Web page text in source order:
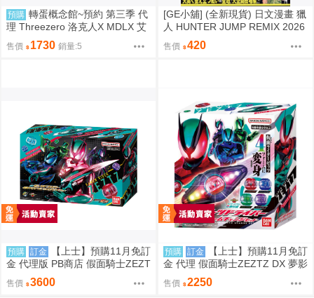
預購 轉蛋概念館~預約 第三季 代
理 Threezero 洛克人X MDLX 艾
克斯（武力裝甲） 一般版 免訂金
售價 1730 銷量:5
[GE小舖] (全新現貨) 日文漫畫 獵
人 HUNTER JUMP REMIX 2026
年 新封面再版 第3卷 西索 奇犽
售價 420
預購 訂金
【上士】預購11月免訂
金 代理版 PB商店 假面騎士ZEZT
Z DX完全變身套組 再版
售價 3600
預購 訂金
【上士】預購11月免訂
金 代理 假面騎士ZEZTZ DX 夢影
寶珠 變身腰帶 最強變身套組 再
版 0817
售價 2250